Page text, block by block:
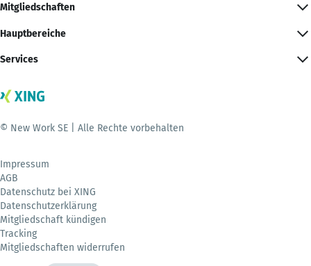
Mitgliedschaften
Hauptbereiche
Services
© New Work SE | Alle Rechte vorbehalten
Impressum
AGB
Datenschutz bei XING
Datenschutzerklärung
Mitgliedschaft kündigen
Tracking
Mitgliedschaften widerrufen